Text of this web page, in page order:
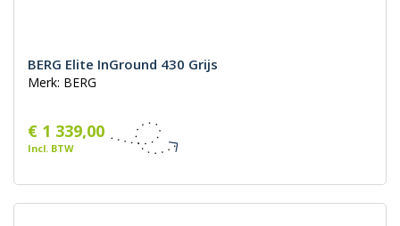
BERG Elite InGround 430 Grijs
Merk: BERG
€ 1 339,00
Incl. BTW